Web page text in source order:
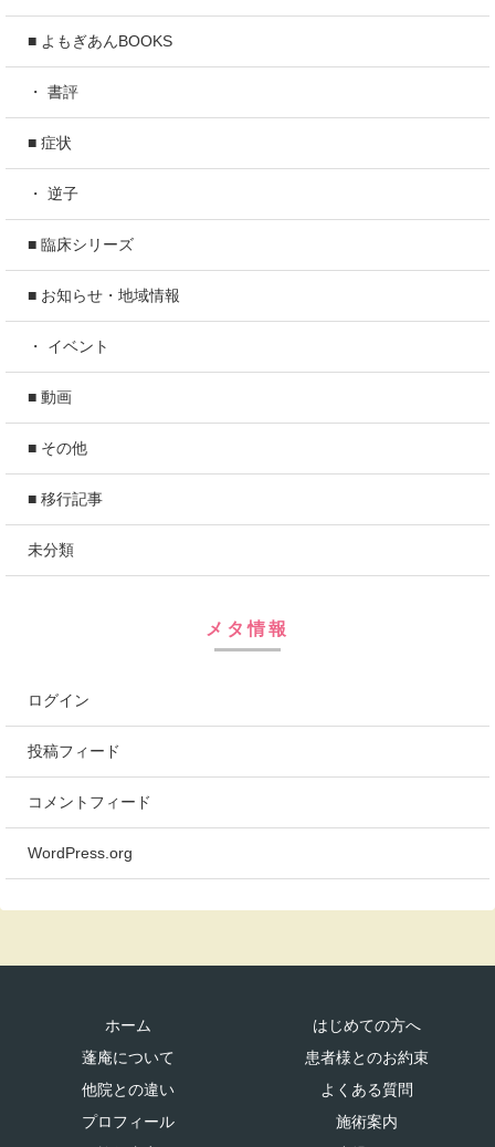
■ よもぎあんBOOKS
・ 書評
■ 症状
・ 逆子
■ 臨床シリーズ
■ お知らせ・地域情報
・ イベント
■ 動画
■ その他
■ 移行記事
未分類
メタ情報
ログイン
投稿フィード
コメントフィード
WordPress.org
ホーム
はじめての方へ
蓬庵について
患者様とのお約束
他院との違い
よくある質問
プロフィール
施術案内